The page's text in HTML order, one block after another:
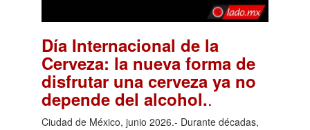
Día Internacional de la
Cerveza: la nueva forma de
disfrutar una cerveza ya no
depende del alcohol..
Ciudad de México, junio 2026.- Durante décadas,